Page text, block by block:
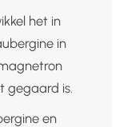
het in
in
gegaard is.
en